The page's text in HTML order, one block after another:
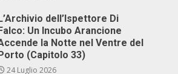
dell’Ispettore Di
Un Incubo Arancione
la Notte nel Ventre del
(Capitolo 33)
24 Luglio 2026